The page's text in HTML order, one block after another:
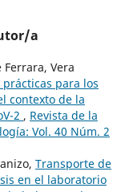
a
Vera
para los
contexto de la
2 , Revista de la
Vol. 40 Núm. 2
Transporte de
en el laboratorio